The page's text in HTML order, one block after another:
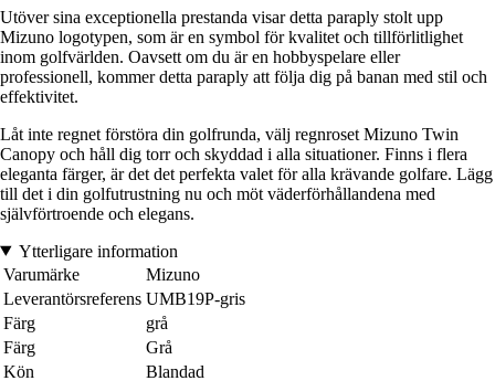
Utöver sina exceptionella prestanda visar detta paraply stolt upp
Mizuno logotypen, som är en symbol för kvalitet och tillförlitlighet
inom golfvärlden. Oavsett om du är en hobbyspelare eller
professionell, kommer detta paraply att följa dig på banan med stil och
effektivitet.
Låt inte regnet förstöra din golfrunda, välj regnroset Mizuno Twin
Canopy och håll dig torr och skyddad i alla situationer. Finns i flera
eleganta färger, är det det perfekta valet för alla krävande golfare. Lägg
till det i din golfutrustning nu och möt väderförhållandena med
självförtroende och elegans.
Ytterligare information
Varumärke
Mizuno
Leverantörsreferens UMB19P-gris
Färg
grå
Färg
Grå
Kön
Blandad